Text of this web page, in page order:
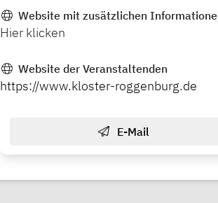
Website mit zusätzlichen
Hier klicken
Website der Veranstaltenden
https://www.kloster-roggenburg.de
E-Mail